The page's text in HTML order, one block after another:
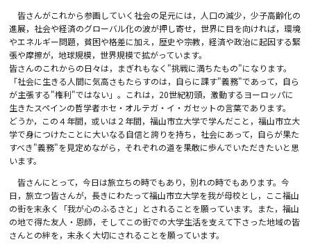
皆さんがこれから参画していく社会の足元には，人口の減少，少子高齢化の
進展，社会や経済のグローバル化の波が押し寄せ，世界に目を向ければ，環境
やエネルギー問題，貧困や格差に加え，歴史や宗教，経済や政治に起因する緊
張や摩擦が，地球規模，世界規模で拡がっています。
皆さんのこれからの日々は，まぎれもなく"挑戦に満ちたもの"になります。
「社会に生きる人間に気高さもたらすのは，自らに課す"義務"であって，自ら
が主張する"権利"ではない」。これは，20世紀初頭，激動するヨーロッパに
生きたスペインの哲学者ホセ・オルテガ・イ・ガセットの言葉であります。
どうか，この４年間，或いは２年間，福山市立大学で学んだこと，福山市立大
学で身につけたことに大いなる自信と誇りを持ち，社会にあって，自らが果た
すべき"義務"を見定めながら，それぞれの道を果敢に歩んでいただきたいと思
います。
皆さんにとって，今日は旅立ちの時でもあり，別れの時でもあります。今
日，旅立つ皆さんが，長きにわたって福山市立大学を我が母校とし，ここ福山
の街を末永く「我が心のふるさと」とされることを願っています。また，福山
の地で得た友人・恩師，そしてこの街での大学生活を支えて下さった地域の皆
さんとの絆を，末永く大切にされることを願っています。